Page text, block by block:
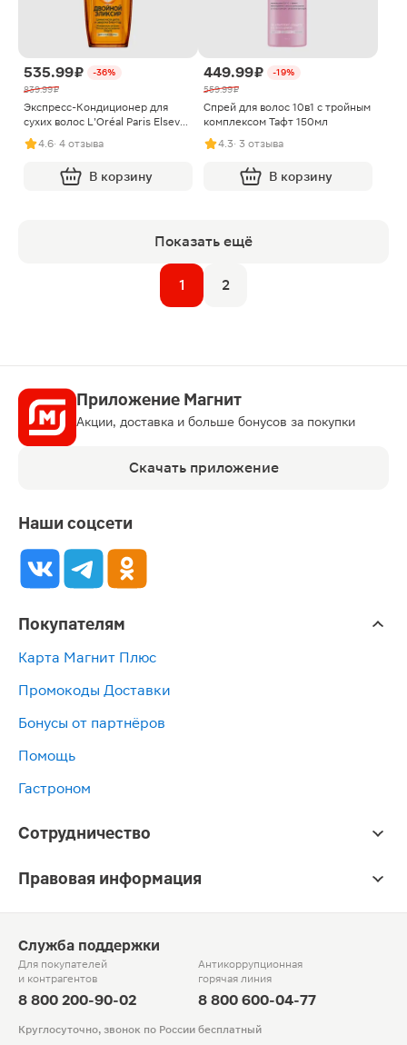
535.99 ₽
-36%
839.99 ₽
Экспресс-Кондиционер для
сухих волос L’Oréal Paris Elseve
Двойной эликсир Роскошь 6
масел 200мл
4.6· 4 отзыва
В корзину
449.99 ₽
-19%
559.99 ₽
Спрей для волос 10в1 с тройным
комплексом Тафт 150мл
4.3· 3 отзыва
В корзину
Показать ещё
1 2
Приложение Магнит
Акции, доставка и больше бонусов за покупки
Скачать приложение
Наши соцсети
Покупателям
Карта Магнит Плюс
Промокоды Доставки
Бонусы от партнёров
Помощь
Гастроном
Сотрудничество
Правовая информация
Служба поддержки
Для покупателей
и контрагентов
8 800 200-90-02
Антикоррупционная
горячая линия
8 800 600-04-77
Круглосуточно, звонок по России бесплатный